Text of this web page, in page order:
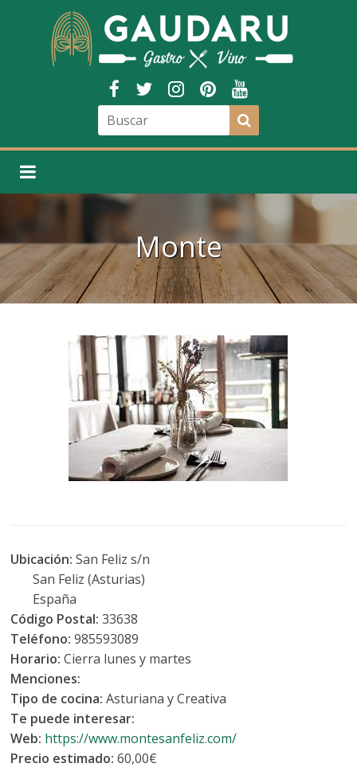
Monte
Ubicación:San Feliz s/n
San Feliz (Asturias)
España
Código Postal:33638
Teléfono:985593089
Horario:Cierra lunes y martes
Menciones:
Tipo de cocina:Asturiana y Creativa
Te puede interesar:
Web: https://www.montesanfeliz.com/
Precio estimado:60,00€